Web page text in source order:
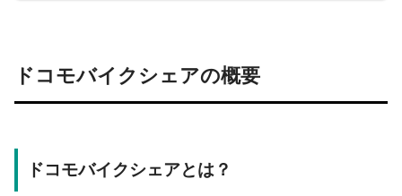
ドコモバイクシェアの概要
ドコモバイクシェアとは？